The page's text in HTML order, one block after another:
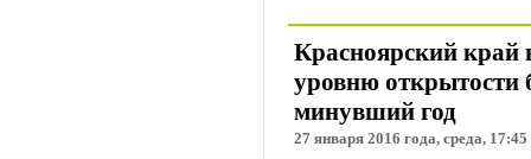
Красноярский край
уровню
минувший год
27 января 2016 года, среда, 17:45